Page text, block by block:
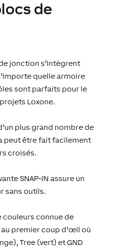
de
jonction s’intègrent
quelle armoire
sont parfaits pour le
Loxone.
plus grand nombre de
peut être fait facilement
croisés.
SNAP-IN assure un
sans outils.
couleurs connue de
premier coup d’œil où
Tree (vert) et GND